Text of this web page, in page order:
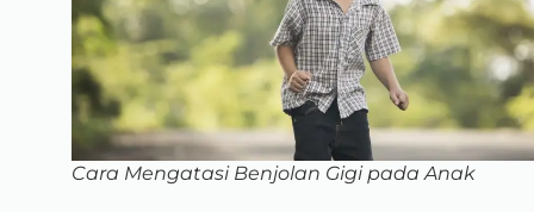
Cara Mengatasi Benjolan Gigi pada Anak